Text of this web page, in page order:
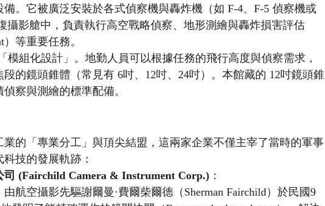
。它被廣泛安裝於各式偵察機與轟炸機（如 F-4、F-5 偵察機或
攝影艙中，負責執行高空戰略偵察、地形測繪與轟炸損害評估
）等重要任務。
模組化設計」。地勤人員可以根據任務的飛行高度與偵察需求，
的鏡頭錐體（常見有 6吋、12吋、24吋）。本館藏的 12吋鏡頭錐
察與測繪的標準配備。
的「專業分工」與頂尖結盟，這兩家企業不僅主宰了當時的軍事
技的發展軌跡：
司 (Fairchild Camera & Instrument Corp.) ：
由航空攝影先驅謝爾曼·費爾柴爾德（Sherman Fairchild）於民國9